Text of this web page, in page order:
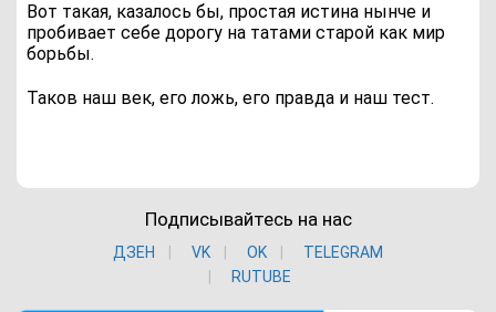
Вот такая, казалось бы, простая истина нынче и
пробивает себе дорогу на татами старой как мир
борьбы.
Таков наш век, его ложь, его правда и наш тест.
Подписывайтесь на нас
ДЗЕН VK ОK
TELEGRAM
RUTUBE